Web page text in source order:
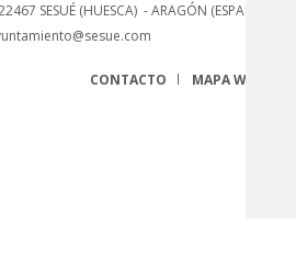
SESUÉ (HUESCA) - ARAGÓN (ESPAÑA)
CONTACTO MAPA WEB